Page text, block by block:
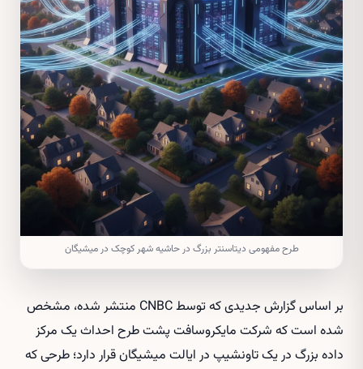
طرح مفهومی دیتاسنتر بزرگ در حاشیه شهر کوچک در میشیگان
بر اساس گزارش جدیدی که توسط CNBC منتشر شده، مشخص
شده است که شرکت مایکروسافت پشت طرح احداث یک مرکز
داده بزرگ در یک تاونشیپ در ایالت میشیگان قرار دارد؛ طرحی که